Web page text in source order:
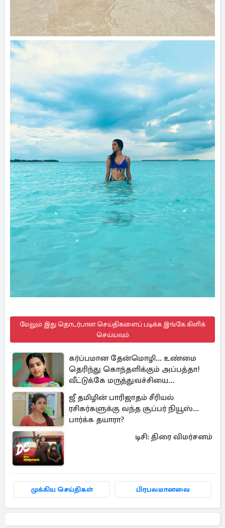
மேலும் இது தொடர்பான செய்திகளைப் படிக்க இங்கே கிளிக்
செய்யவும்
கர்ப்பமான தேன்மொழி... உண்மை
தெரிந்து கொந்தளிக்கும் அப்பத்தா!
வீட்டுக்கே மருத்துவச்சியை
வரவழைத்த அதிரடி
ஜீ தமிழின் பாரிஜாதம் சீரியல்
ரசிகர்களுக்கு வந்த சூப்பர் நியூஸ்...
பார்க்க தயாரா?
டிசி: திரை விமர்சனம்
முக்கிய செய்திகள் பிரபலமானவை